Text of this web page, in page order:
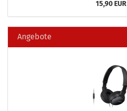
15,90 EUR
Angebote